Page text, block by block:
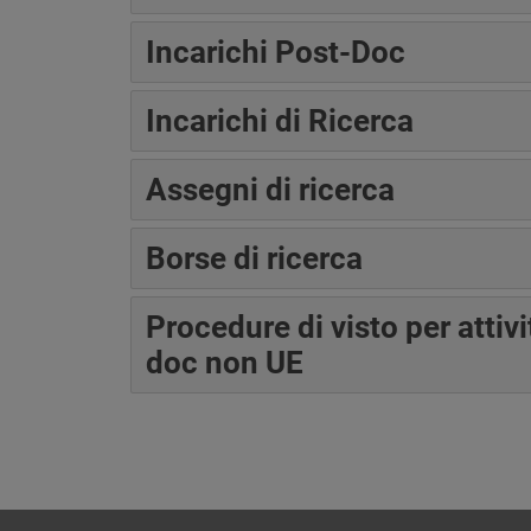
Incarichi Post-Doc
Incarichi di Ricerca
Assegni di ricerca
Borse di ricerca
Procedure di visto per
doc non UE